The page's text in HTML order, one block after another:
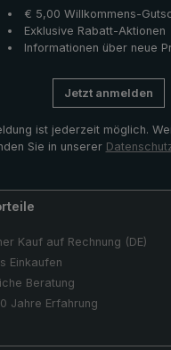
€ 5,00 Willkommens-
Exklusive Rabatt-Aktionen
Informationen über neue
Jetzt anmelden
ist jederzeit möglich.
Sie in unserer
Kauf auf Rechnung (DE)
Einkaufen
Beratung
Jahre Erfahrung